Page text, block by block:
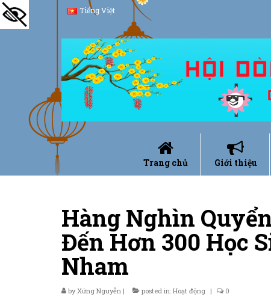
Tiếng Việt
Trang chủ Giới thiệu
Hàng Nghìn
Đến Hơn 300 Học
Nham
byXứng Nguyễn | posted in: Hoạt động | 0